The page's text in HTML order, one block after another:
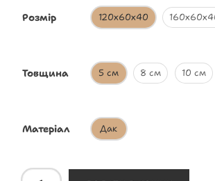
Розмір 120х60х40
Товщина 5 см 8 см 10 см
Матеріал Дак